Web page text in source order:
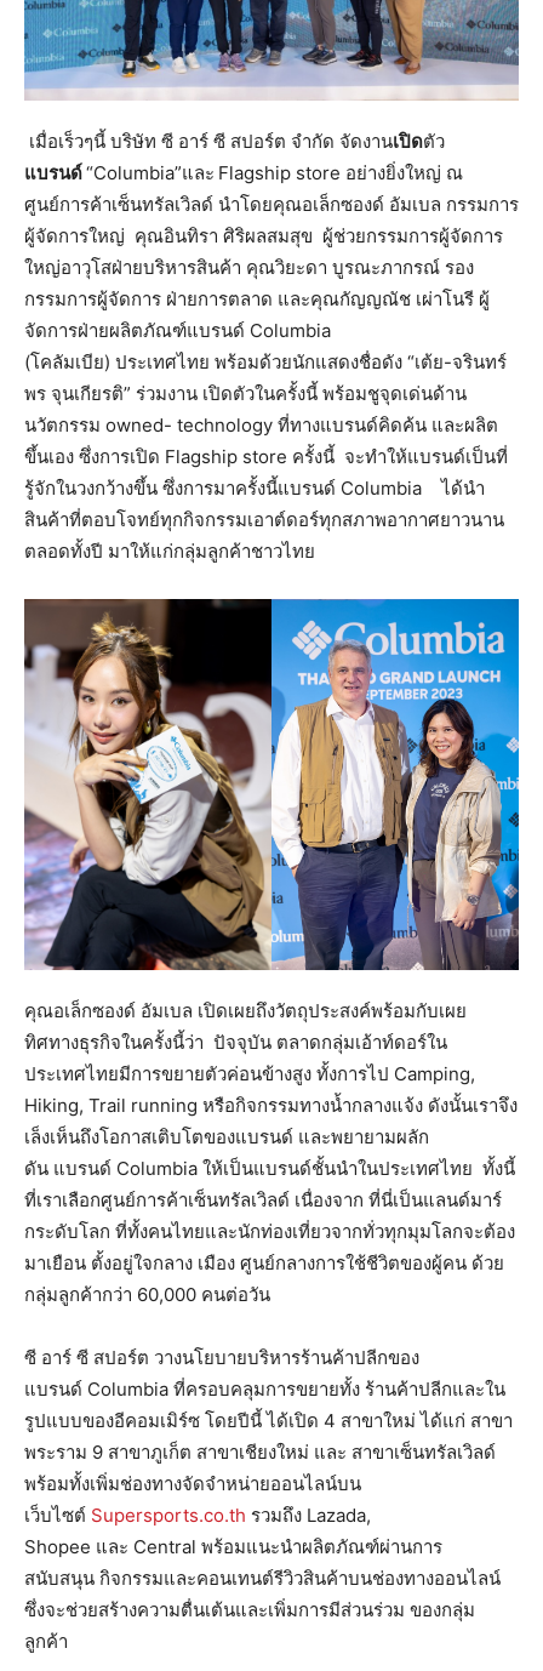
เมื่อเร็วๆนี้ บริษัท ซี อาร์ ซี สปอร์ต จำกัด จัดงานเปิดตัว
แบรนด์“Columbia”และ Flagship store อย่างยิ่งใหญ่ ณ
ศูนย์การค้าเซ็นทรัลเวิลด์ นำโดยคุณอเล็กซองด์ อัมเบล กรรมการ
ผู้จัดการใหญ่ คุณอินทิรา ศิริผลสมสุข ผู้ช่วยกรรมการผู้จัดการ
ใหญ่อาวุโสฝ่ายบริหารสินค้า คุณวิยะดา บูรณะภากรณ์ รอง
กรรมการผู้จัดการ ฝ่ายการตลาด และคุณกัญญณัช เผ่าโนรี ผู้
จัดการฝ่ายผลิตภัณฑ์แบรนด์ Columbia
(โคลัมเบีย) ประเทศไทย พร้อมด้วยนักแสดงชื่อดัง “เต้ย-จรินทร์
พร จุนเกียรติ” ร่วมงาน เปิดตัวในครั้งนี้ พร้อมชูจุดเด่นด้าน
นวัตกรรม owned- technology ที่ทางแบรนด์คิดค้น และผลิต
ขึ้นเอง ซึ่งการเปิด Flagship store ครั้งนี้ จะทำให้แบรนด์เป็นที่
รู้จักในวงกว้างขึ้น ซึ่งการมาครั้งนี้แบรนด์ Columbia ได้นำ
สินค้าที่ตอบโจทย์ทุกกิจกรรมเอาต์ดอร์ทุกสภาพอากาศยาวนาน
ตลอดทั้งปี มาให้แก่กลุ่มลูกค้าชาวไทย
คุณอเล็กซองด์ อัมเบล เปิดเผยถึงวัตถุประสงค์พร้อมกับเผย
ทิศทางธุรกิจในครั้งนี้ว่า ปัจจุบัน ตลาดกลุ่มเอ้าท์ดอร์ใน
ประเทศไทยมีการขยายตัวค่อนข้างสูง ทั้งการไป Camping,
Hiking, Trail running หรือกิจกรรมทางน้ำกลางแจ้ง ดังนั้นเราจึง
เล็งเห็นถึงโอกาสเติบโตของแบรนด์ และพยายามผลัก
ดัน แบรนด์ Columbia ให้เป็นแบรนด์ชั้นนำในประเทศไทย ทั้งนี้
ที่เราเลือกศูนย์การค้าเซ็นทรัลเวิลด์ เนื่องจาก ที่นี่เป็นแลนด์มาร์
กระดับโลก ที่ทั้งคนไทยและนักท่องเที่ยวจากทั่วทุกมุมโลกจะต้อง
มาเยือน ตั้งอยู่ใจกลาง เมือง ศูนย์กลางการใช้ชีวิตของผู้คน ด้วย
กลุ่มลูกค้ากว่า 60,000 คนต่อวัน
ซี อาร์ ซี สปอร์ต วางนโยบายบริหารร้านค้าปลีกของ
แบรนด์ Columbia ที่ครอบคลุมการขยายทั้ง ร้านค้าปลีกและใน
รูปแบบของอีคอมเมิร์ซ โดยปีนี้ ได้เปิด 4 สาขาใหม่ ได้แก่ สาขา
พระราม 9 สาขาภูเก็ต สาขาเชียงใหม่ และ สาขาเซ็นทรัลเวิลด์
พร้อมทั้งเพิ่มช่องทางจัดจำหน่ายออนไลน์บน
เว็บไซต์ Supersports.co.th รวมถึง Lazada,
Shopee และ Central พร้อมแนะนำผลิตภัณฑ์ผ่านการ
สนับสนุน กิจกรรมและคอนเทนต์รีวิวสินค้าบนช่องทางออนไลน์
ซึ่งจะช่วยสร้างความตื่นเต้นและเพิ่มการมีส่วนร่วม ของกลุ่ม
ลูกค้า